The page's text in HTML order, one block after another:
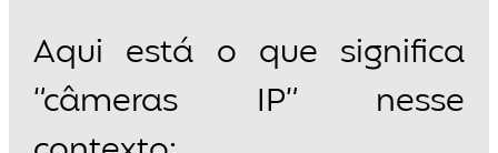
Aqui está o que significa
“câmeras IP” nesse